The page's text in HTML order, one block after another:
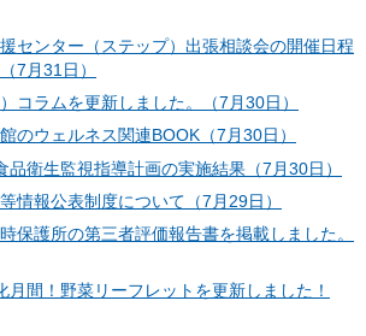
センター（ステップ）出張相談会の開催日程
7月31日）
コラムを更新しました。（7月30日）
のウェルネス関連BOOK（7月30日）
品衛生監視指導計画の実施結果（7月30日）
情報公表制度について（7月29日）
保護所の第三者評価報告書を掲載しました。
月間！野菜リーフレットを更新しました！